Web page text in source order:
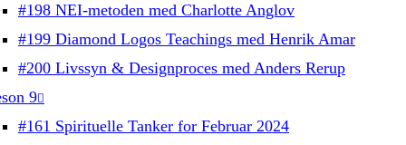
#198 NEI-metoden med Charlotte Anglov
#199 Diamond Logos Teachings med Henrik Amar
#200 Livssyn & Designproces med Anders Rerup
9
#161 Spirituelle Tanker for Februar 2024